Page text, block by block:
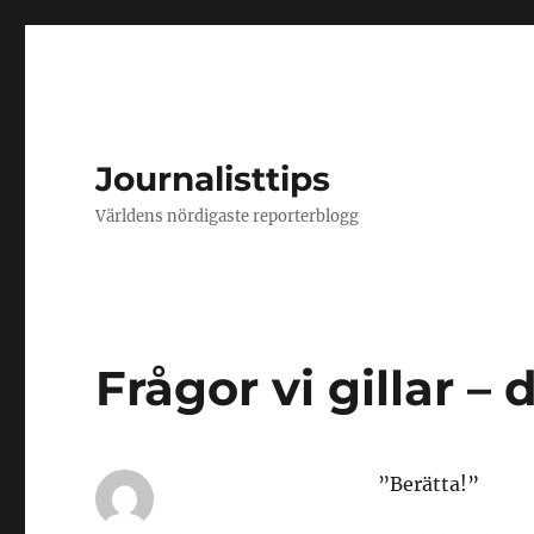
Journalisttips
Världens nördigaste reporterblogg
Frågor vi gillar –
”Berätta!”